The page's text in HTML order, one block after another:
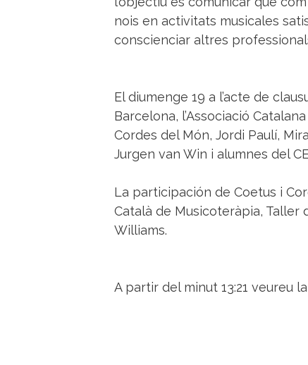
nois en activitats musicales
conscienciar altres
El diumenge 19 a l’acte de
Barcelona, l’Associació
Cordes del Món, Jordi Paulí,
Jurgen van Win i alumnes del
La participación de Coetus i
Català de Musicoteràpia, Taller
Williams.
A partir del minut 13:21 veureu